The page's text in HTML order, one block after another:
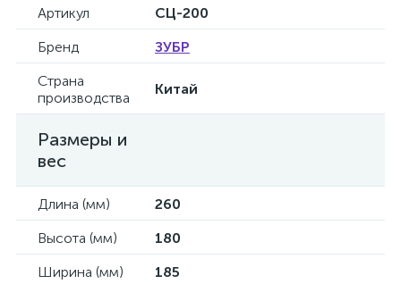
Артикул
СЦ-200
Бренд
ЗУБР
Страна
производства
Китай
Размеры и
вес
Длина (мм)
260
Высота (мм)
180
Ширина (мм)
185